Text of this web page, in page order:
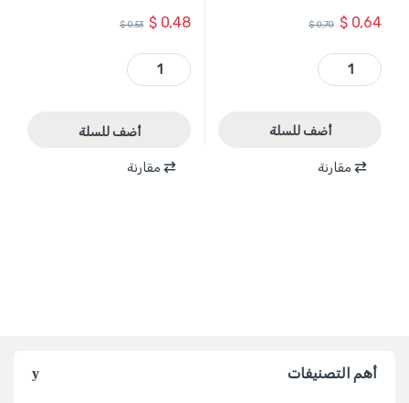
$0,64
$0,70
WQC2E12 - وصلة مغسل 1/2 انش بلاستيك مع مانع رجوع مياه ماركة WADFOW quantity
أضف للسلة
مقارنة
$0,48
$0,53
WQC2E21 - وصلة مغسل 1/2 انش MENDER ماركة WADFOW quantity
أضف للسلة
مقارنة
أهم التصنيفات